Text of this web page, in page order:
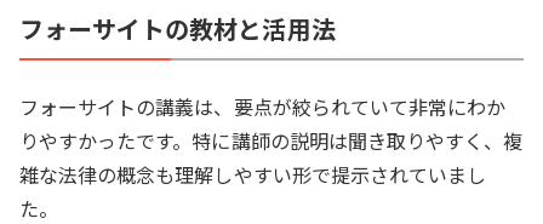
フォーサイトの教材と活用法
フォーサイトの講義は、要点が絞られていて非常にわか
りやすかったです。特に講師の説明は聞き取りやすく、複
雑な法律の概念も理解しやすい形で提示されていまし
た。